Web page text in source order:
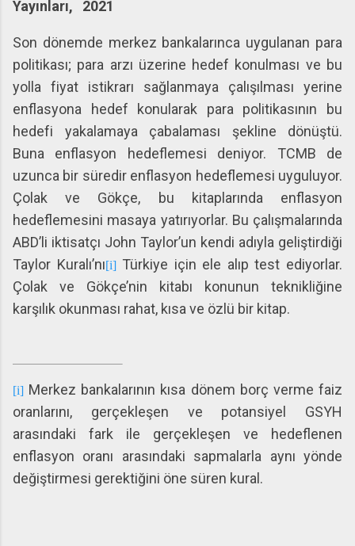
Yayınları, 2021
Son dönemde merkez bankalarınca uygulanan para
politikası; para arzı üzerine hedef konulması ve bu
yolla fiyat istikrarı sağlanmaya çalışılması yerine
enflasyona hedef konularak para politikasının bu
hedefi yakalamaya çabalaması şekline dönüştü.
Buna enflasyon hedeflemesi deniyor. TCMB de
uzunca bir süredir enflasyon hedeflemesi uyguluyor.
Çolak ve Gökçe, bu kitaplarında enflasyon
hedeflemesini masaya yatırıyorlar. Bu çalışmalarında
ABD’li iktisatçı John Taylor’un kendi adıyla geliştirdiği
Taylor Kuralı’nı[i]Türkiye için ele alıp test ediyorlar.
Çolak ve Gökçe’nin kitabı konunun teknikliğine
karşılık okunması rahat, kısa ve özlü bir kitap.
[i] Merkez bankalarının kısa dönem borç verme faiz
oranlarını, gerçekleşen ve potansiyel GSYH
arasındaki fark ile gerçekleşen ve hedeflenen
enflasyon oranı arasındaki sapmalarla aynı yönde
değiştirmesi gerektiğini öne süren kural.